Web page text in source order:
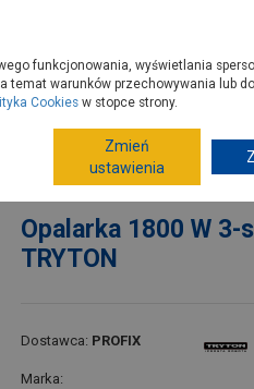
Porady
osprzęt
Opalarka 1800 W
TRYTON
Dostawca: PROFIX
Marka:
funkcjonowania, wyświetlania
warunków przechowywania lub
Cookies w stopce strony.
Zmień
ustawienia